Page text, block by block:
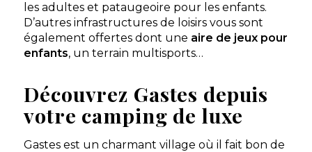
les adultes et pataugeoire pour les enfants.
D’autres infrastructures de loisirs vous sont
également offertes dont une aire de jeux pour
enfants, un terrain multisports…
Découvrez Gastes depuis
votre camping de luxe
Gastes est un charmant village où il fait bon de